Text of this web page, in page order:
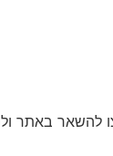
להשאר באתר